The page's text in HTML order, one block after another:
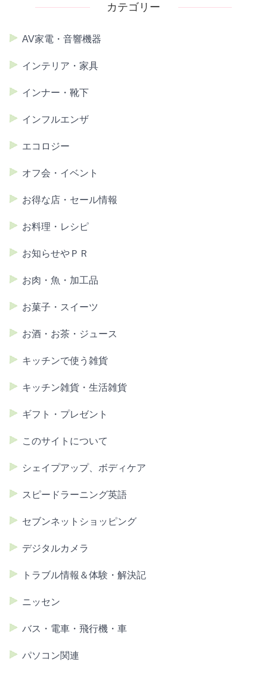
カテゴリー
AV家電・音響機器
インテリア・家具
インナー・靴下
インフルエンザ
エコロジー
オフ会・イベント
お得な店・セール情報
お料理・レシピ
お知らせやＰＲ
お肉・魚・加工品
お菓子・スイーツ
お酒・お茶・ジュース
キッチンで使う雑貨
キッチン雑貨・生活雑貨
ギフト・プレゼント
このサイトについて
シェイプアップ、ボディケア
スピードラーニング英語
セブンネットショッピング
デジタルカメラ
トラブル情報＆体験・解決記
ニッセン
バス・電車・飛行機・車
パソコン関連